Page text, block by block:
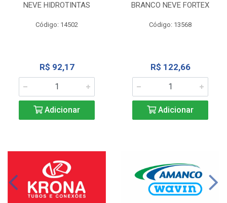
NEVE HIDROTINTAS
Código: 14502
R$ 92,17
Adicionar
BRANCO NEVE FORTEX
Código: 13568
R$ 122,66
Adicionar